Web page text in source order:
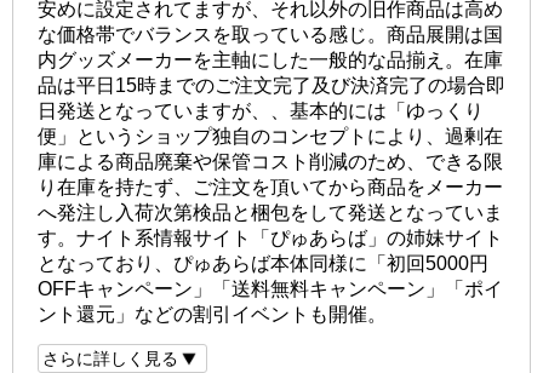
安めに設定されてますが、それ以外の旧作商品は高め
な価格帯でバランスを取っている感じ。商品展開は国
内グッズメーカーを主軸にした一般的な品揃え。在庫
品は平日15時までのご注文完了及び決済完了の場合即
日発送となっていますが、、基本的には「ゆっくり
便」というショップ独自のコンセプトにより、過剰在
庫による商品廃棄や保管コスト削減のため、できる限
り在庫を持たず、ご注文を頂いてから商品をメーカー
へ発注し入荷次第検品と梱包をして発送となっていま
す。ナイト系情報サイト「ぴゅあらば」の姉妹サイト
となっており、ぴゅあらば本体同様に「初回5000円
OFFキャンペーン」「送料無料キャンペーン」「ポイ
ント還元」などの割引イベントも開催。
さらに詳しく見る